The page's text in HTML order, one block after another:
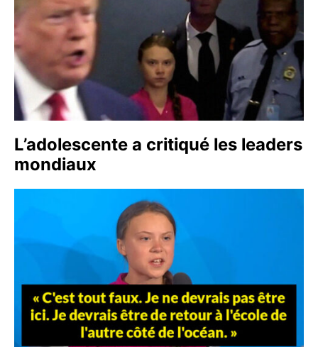
L’adolescente a critiqué les leaders
mondiaux